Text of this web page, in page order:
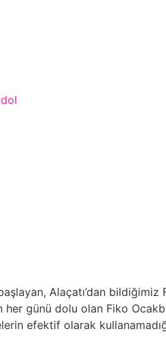
Alaçatı’dan bildiğimiz
günü dolu olan Fiko
efektif olarak